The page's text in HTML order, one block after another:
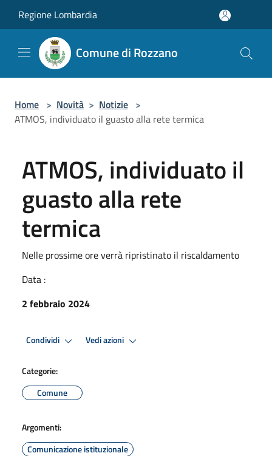
Regione Lombardia
Comune di Rozzano
Home > Novità > Notizie >
ATMOS, individuato il guasto alla rete termica
ATMOS, individuato il
guasto alla rete
termica
Nelle prossime ore verrà ripristinato il riscaldamento
Data :
2 febbraio 2024
Condividi Vedi azioni
Categorie:
Comune
Argomenti:
Comunicazione istituzionale